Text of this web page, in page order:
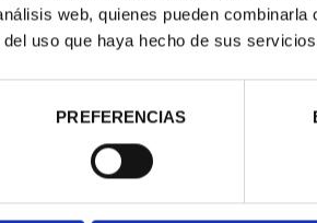
web, quienes pueden
uso que haya hecho de sus
PREFERENCIAS
III -